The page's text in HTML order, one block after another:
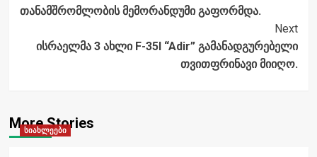
თანამშრომლობის მემორანდუმი გაფორმდა.
Next
ისრაელმა 3 ახლი F-35I “Adir” გამანადგურებელი
თვითფრინავი მიიღო.
More Stories
სიახლეები